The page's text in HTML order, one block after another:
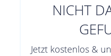
NICHT
Jetzt kostenlos &